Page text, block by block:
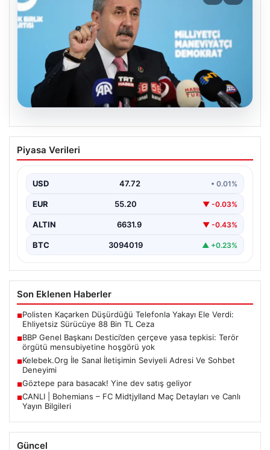
08.08.2026
BBP Genel Başkanı Destici’den çerçeve
yasa tepkisi: Terör örgütü
Büyük Birlik Partisi Genel Başkanı Mustafa Destici,
toplantısında Meclis…
Piyasa Verileri
USD 47.72 • 0.01%
EUR 55.20 ▼ -0.03%
ALTIN 6631.9 ▼ -0.43%
BTC 3094019 ▲ +0.23%
Son Eklenen Haberler
■Polisten Kaçarken Düşürdüğü Telefonla Yakayı Ele Verdi:
Ehliyetsiz Sürücüye 88 Bin TL Ceza
■BBP Genel Başkanı Destici’den çerçeve yasa tepkisi: Terör
örgütü mensubiyetine hoşgörü yok
■Kelebek.Org İle Sanal İletişimin Seviyeli Adresi Ve Sohbet
Deneyimi
■Göztepe para basacak! Yine dev satış geliyor
■CANLI | Bohemians – FC Midtjylland Maç Detayları ve Canlı
Yayın Bilgileri
Güncel